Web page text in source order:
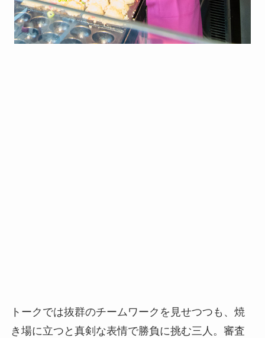
トークでは抜群のチームワークを見せつつも、焼
き場に立つと真剣な表情で勝負に挑む三人。審査